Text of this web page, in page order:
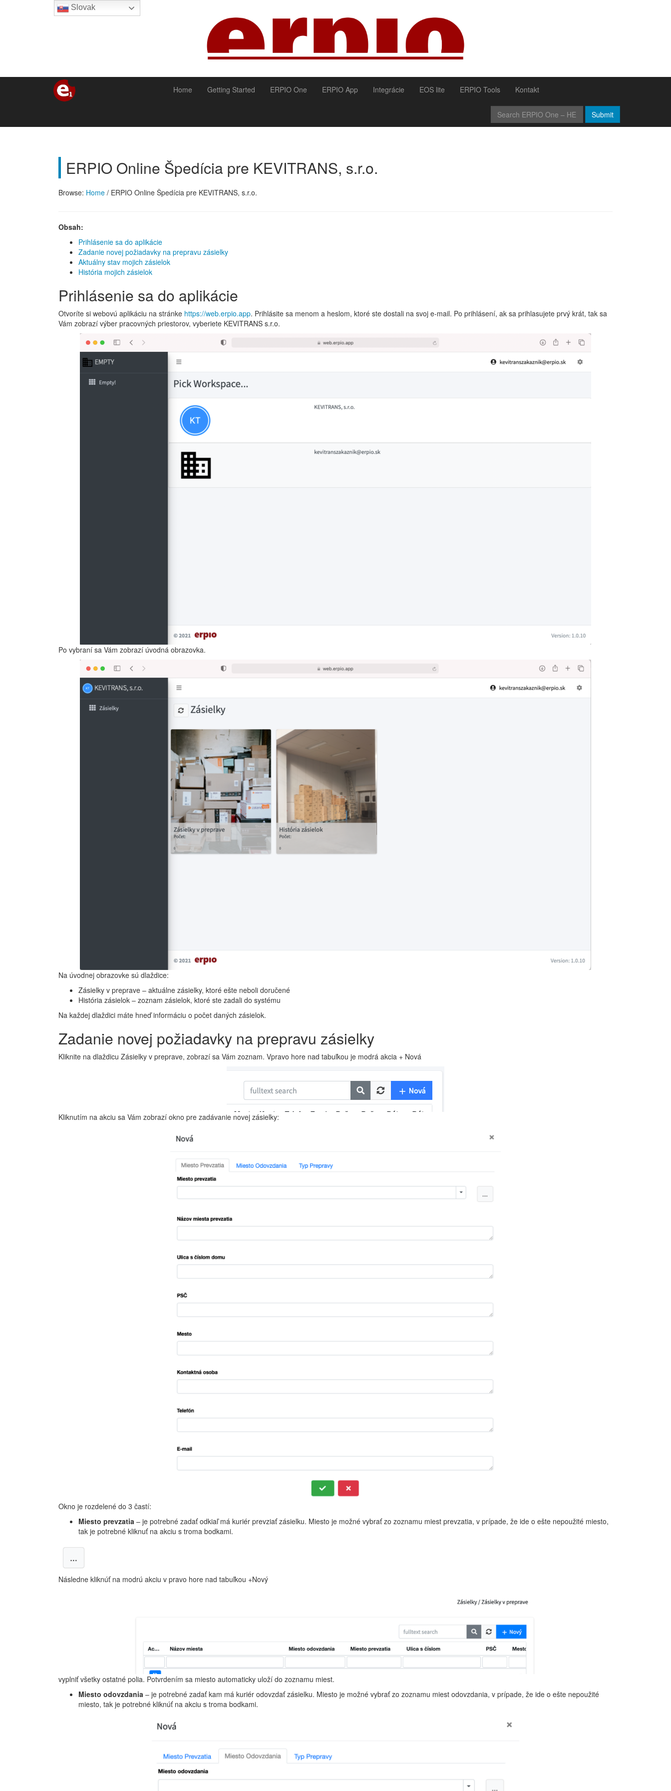
Home Getting Started ERPIO One ERPIO App Integrácie EOS lite ERPIO Tools Kontakt
Submit
ERPIO Online Špedícia pre KEVITRANS, s.r.o.
Browse: Home / ERPIO Online Špedícia pre KEVITRANS, s.r.o.
Obsah:
Prihlásenie sa do aplikácie
Zadanie novej požiadavky na prepravu zásielky
Aktuálny stav mojich zásielok
História mojich zásielok
Prihlásenie sa do aplikácie
Otvoríte si webovú aplikáciu na stránke https://web.erpio.app. Prihlásite sa menom a heslom, ktoré ste dostali na svoj e-mail. Po prihlásení, ak sa prihlasujete prvý krát, tak sa
Vám zobrazí výber pracovných priestorov, vyberiete KEVITRANS s.r.o.
Po vybraní sa Vám zobrazí úvodná obrazovka.
Na úvodnej obrazovke sú dlaždice:
Zásielky v preprave – aktuálne zásielky, ktoré ešte neboli doručené
História zásielok – zoznam zásielok, ktoré ste zadali do systému
Na každej dlaždici máte hneď informáciu o počet daných zásielok.
Zadanie novej požiadavky na prepravu zásielky
Kliknite na dlaždicu Zásielky v preprave, zobrazí sa Vám zoznam. Vpravo hore nad tabuľkou je modrá akcia + Nová
Kliknutím na akciu sa Vám zobrazí okno pre zadávanie novej zásielky:
Okno je rozdelené do 3 častí:
Miesto prevzatia – je potrebné zadať odkiaľ má kuriér prevziať zásielku. Miesto je možné vybrať zo zoznamu miest prevzatia, v prípade, že ide o ešte nepoužité miesto,
tak je potrebné kliknuť na akciu s troma bodkami.
Následne kliknúť na modrú akciu v pravo hore nad tabuľkou +Nový
vyplniť všetky ostatné polia. Potvrdením sa miesto automaticky uloží do zoznamu miest.
Miesto odovzdania – je potrebné zadať kam má kuriér odovzdať zásielku. Miesto je možné vybrať zo zoznamu miest odovzdania, v prípade, že ide o ešte nepoužité
miesto, tak je potrebné kliknúť na akciu s troma bodkami.
Slovak